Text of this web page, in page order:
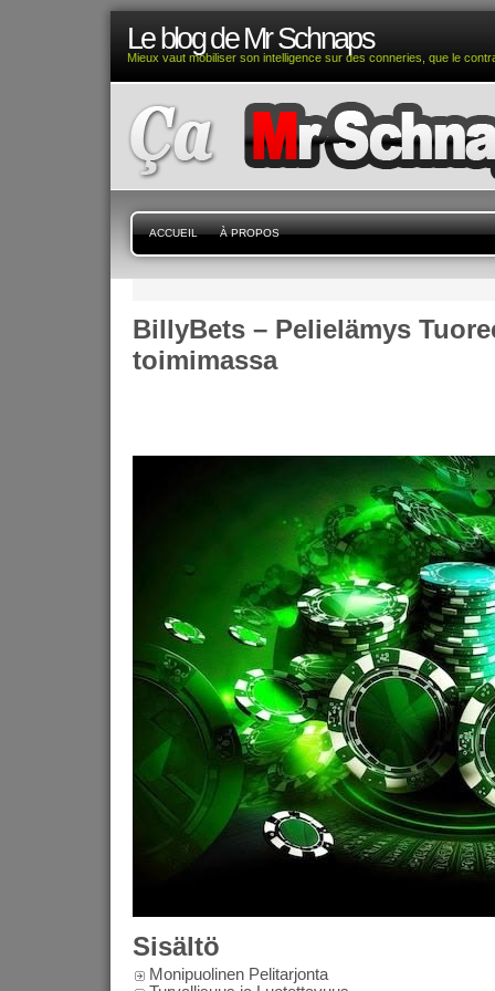
Le blog de Mr Schnaps
Mieux vaut mobiliser son intelligence sur des conneries, que le
ACCUEIL À PROPOS
BillyBets – Pelielämys
toimimassa
Sisältö
Monipuolinen Pelitarjonta